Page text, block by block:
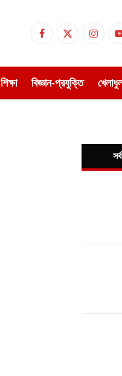
Facebook
X
শিক্ষা বিজ্ঞান-প্রযুক্তি